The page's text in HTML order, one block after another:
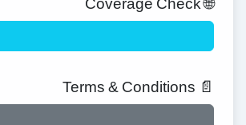
📄 Terms & Conditions